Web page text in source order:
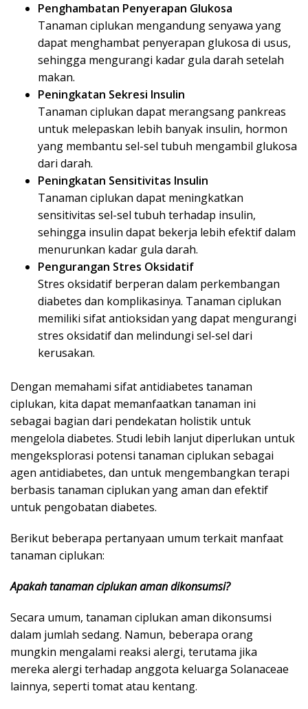
Penghambatan Penyerapan Glukosa
Tanaman ciplukan mengandung senyawa yang
dapat menghambat penyerapan glukosa di usus,
sehingga mengurangi kadar gula darah setelah
makan.
Peningkatan Sekresi Insulin
Tanaman ciplukan dapat merangsang pankreas
untuk melepaskan lebih banyak insulin, hormon
yang membantu sel-sel tubuh mengambil glukosa
dari darah.
Peningkatan Sensitivitas Insulin
Tanaman ciplukan dapat meningkatkan
sensitivitas sel-sel tubuh terhadap insulin,
sehingga insulin dapat bekerja lebih efektif dalam
menurunkan kadar gula darah.
Pengurangan Stres Oksidatif
Stres oksidatif berperan dalam perkembangan
diabetes dan komplikasinya. Tanaman ciplukan
memiliki sifat antioksidan yang dapat mengurangi
stres oksidatif dan melindungi sel-sel dari
kerusakan.
Dengan memahami sifat antidiabetes tanaman
ciplukan, kita dapat memanfaatkan tanaman ini
sebagai bagian dari pendekatan holistik untuk
mengelola diabetes. Studi lebih lanjut diperlukan untuk
mengeksplorasi potensi tanaman ciplukan sebagai
agen antidiabetes, dan untuk mengembangkan terapi
berbasis tanaman ciplukan yang aman dan efektif
untuk pengobatan diabetes.
Berikut beberapa pertanyaan umum terkait manfaat
tanaman ciplukan:
Apakah tanaman ciplukan aman dikonsumsi?
Secara umum, tanaman ciplukan aman dikonsumsi
dalam jumlah sedang. Namun, beberapa orang
mungkin mengalami reaksi alergi, terutama jika
mereka alergi terhadap anggota keluarga Solanaceae
lainnya, seperti tomat atau kentang.